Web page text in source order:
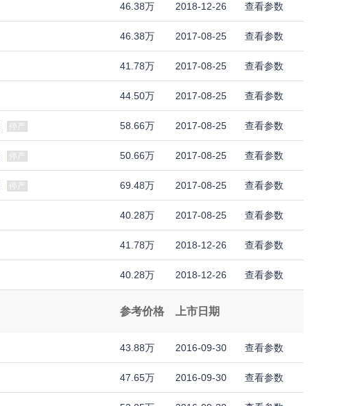
46.38万 2018-12-26 查看参数
46.38万 2017-08-25 查看参数
41.78万 2017-08-25 查看参数
44.50万 2017-08-25 查看参数
停产 58.66万 2017-08-25 查看参数
停产 50.66万 2017-08-25 查看参数
停产 69.48万 2017-08-25 查看参数
40.28万 2017-08-25 查看参数
41.78万 2018-12-26 查看参数
40.28万 2018-12-26 查看参数
参考价格 上市日期
43.88万 2016-09-30 查看参数
47.65万 2016-09-30 查看参数